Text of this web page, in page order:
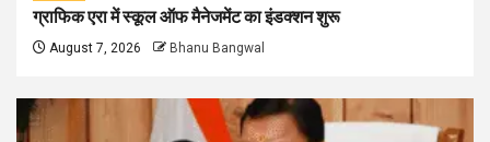
ग्राफिक एरा में स्कूल ऑफ मैनेजमेंट का इंडक्शन शुरू
August 7, 2026 Bhanu Bangwal